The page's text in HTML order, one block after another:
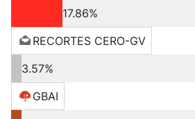
17.86%
RECORTES CERO-GV
3.57%
GBAI